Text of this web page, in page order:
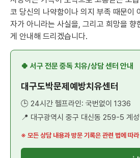
코 당신의 나약함이나 의지 부족 때문이
자가 아니라는 사실을, 그리고 희망을
게 안내해 드리겠습니다.
🍀 서구 전문 중독 치유/상담 센터 안내
대구도박문제예방치유센터
🕒 24시간 헬프라인: 국번없이 1336
📍 대구광역시 중구 대신동 259-5 계성
※ 모든 상담 내용과 방문 기록은 관련 법에 따